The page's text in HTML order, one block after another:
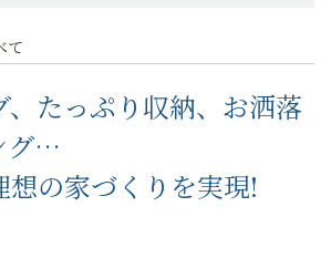
て
、たっぷり収納、お洒落
グ…
想の家づくりを実現!